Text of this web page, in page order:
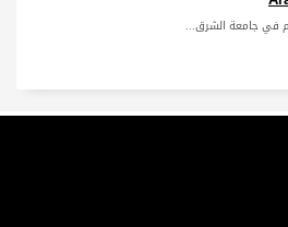
في جامعة الشرق...